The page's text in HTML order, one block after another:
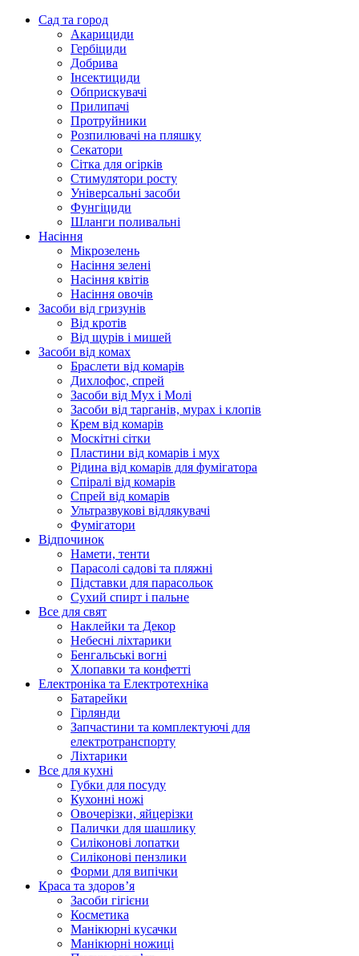
Сад та город
Акарициди
Гербіциди
Добрива
Інсектициди
Обприскувачі
Прилипачі
Протруйники
Розпилювачі на пляшку
Секатори
Сітка для огірків
Стимулятори росту
Універсальні засоби
Фунгіциди
Шланги поливальні
Насіння
Мікрозелень
Насіння зелені
Насіння квітів
Насіння овочів
Засоби від гризунів
Від кротів
Від щурів і мишей
Засоби від комах
Браслети від комарів
Дихлофос, спрей
Засоби від Мух і Молі
Засоби від тарганів, мурах і клопів
Крем від комарів
Москітні сітки
Пластини від комарів і мух
Рідина від комарів для фумігатора
Спіралі від комарів
Спрей від комарів
Ультразвукові відлякувачі
Фумігатори
Відпочинок
Намети, тенти
Парасолі садові та пляжні
Підставки для парасольок
Сухий спирт і пальне
Все для свят
Наклейки та Декор
Небесні ліхтарики
Бенгальські вогні
Хлопавки та конфетті
Електроніка та Електротехніка
Батарейки
Гірлянди
Запчастини та комплектуючі для
електротранспорту
Ліхтарики
Все для кухні
Губки для посуду
Кухонні ножі
Овочерізки, яйцерізки
Палички для шашлику
Силіконові лопатки
Силіконові пензлики
Форми для випічки
Краса та здоров’я
Засоби гігієни
Косметика
Манікюрні кусачки
Манікюрні ножиці